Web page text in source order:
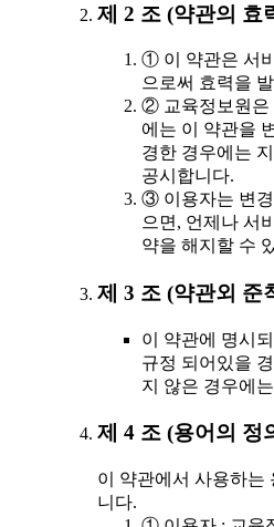
제 2 조 (약관의 효
① 이 약관은 서
으로써 효력을
② 교육정보원은
에는 이 약관을
경한 경우에는
공시합니다.
③ 이용자는 변
으면, 언제나 서
약을 해지할 수
제 3 조 (약관외 준
이 약관에 명시
규정 되어있을
지 않은 경우에
제 4 조 (용어의 정
이 약관에서 사용하는
니다.